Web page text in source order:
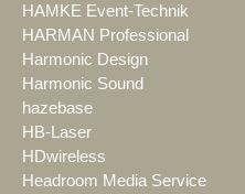
HAMKE Event-Technik
HARMAN Professional
Harmonic Design
Harmonic Sound
hazebase
HB-Laser
HDwireless
Headroom Media Service